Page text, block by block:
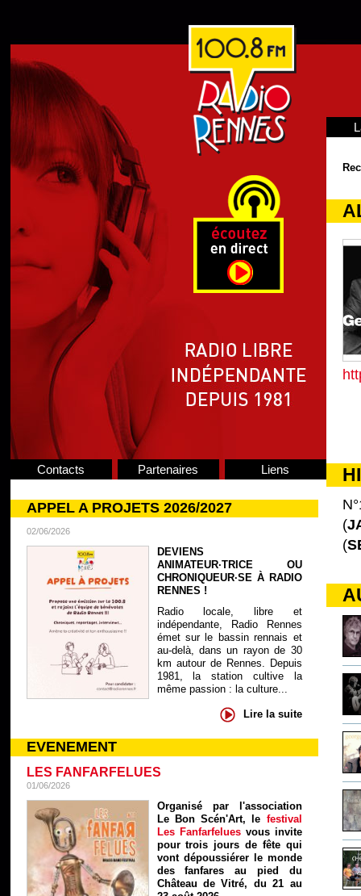
Contacts Partenaires Liens
APPEL A PROJETS 2026/2027
02/06/2026
DEVIENS
ANIMATEUR·TRICE OU
CHRONIQUEUR·SE À RADIO
RENNES !
Radio locale, libre et
indépendante, Radio Rennes
émet sur le bassin rennais et
au-delà, dans un rayon de 30
km autour de Rennes. Depuis
1981, la station cultive la
même passion : la culture...
Lire la suite
EVENEMENT
LES FANFARFELUES
01/06/2026
Organisé par l'association
Le Bon Scén'Art, le festival
Les Fanfarfelues vous invite
pour trois jours de fête qui
vont dépoussiérer le monde
des fanfares au pied du
Château de Vitré, du 21 au
(
(